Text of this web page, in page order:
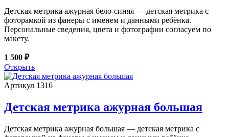
Детская метрика ажурная бело-синяя — детская метрика с
фоторамкой из фанеры с именем и данными ребёнка.
Персональные сведения, цвета и фотографии согласуем по
макету.
1 500 ₽
Открыть
Артикул 1316
Детская метрика ажурная большая
Детская метрика ажурная большая — детская метрика с